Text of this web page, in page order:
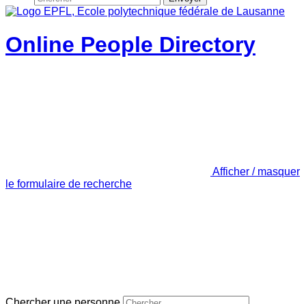
Online People Directory
Afficher / masquer
le formulaire de recherche